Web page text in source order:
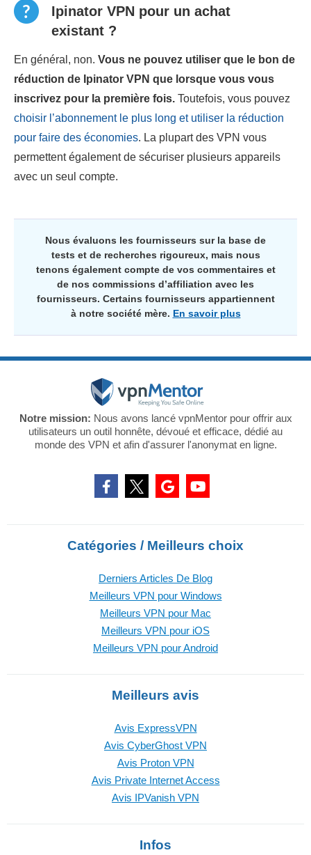
Ipinator VPN pour un achat
existant ?
En général, non. Vous ne pouvez utiliser que le bon de
réduction de Ipinator VPN que lorsque vous vous
inscrivez pour la première fois. Toutefois, vous pouvez
choisir l’abonnement le plus long et utiliser la réduction
pour faire des économies. La plupart des VPN vous
permettent également de sécuriser plusieurs appareils
avec un seul compte.
Nous évaluons les fournisseurs sur la base de
tests et de recherches rigoureux, mais nous
tenons également compte de vos commentaires et
de nos commissions d’affiliation avec les
fournisseurs. Certains fournisseurs appartiennent
à notre société mère. En savoir plus
Notre mission: Nous avons lancé vpnMentor pour offrir aux
utilisateurs un outil honnête, dévoué et efficace, dédié au
monde des VPN et afin d'assurer l'anonymat en ligne.
Catégories / Meilleurs choix
Derniers Articles De Blog
Meilleurs VPN pour Windows
Meilleurs VPN pour Mac
Meilleurs VPN pour iOS
Meilleurs VPN pour Android
Meilleurs avis
Avis ExpressVPN
Avis CyberGhost VPN
Avis Proton VPN
Avis Private Internet Access
Avis IPVanish VPN
Infos